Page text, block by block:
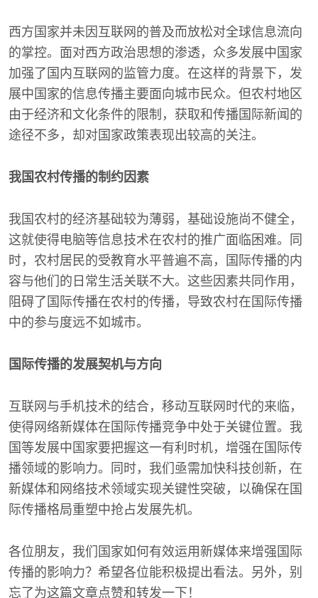
西方国家并未因互联网的普及而放松对全球信息流向
的掌控。面对西方政治思想的渗透，众多发展中国家
加强了国内互联网的监管力度。在这样的背景下，发
展中国家的信息传播主要面向城市民众。但农村地区
由于经济和文化条件的限制，获取和传播国际新闻的
途径不多，却对国家政策表现出较高的关注。
我国农村传播的制约因素
我国农村的经济基础较为薄弱，基础设施尚不健全，
这就使得电脑等信息技术在农村的推广面临困难。同
时，农村居民的受教育水平普遍不高，国际传播的内
容与他们的日常生活关联不大。这些因素共同作用，
阻碍了国际传播在农村的传播，导致农村在国际传播
中的参与度远不如城市。
国际传播的发展契机与方向
互联网与手机技术的结合，移动互联网时代的来临，
使得网络新媒体在国际传播竞争中处于关键位置。我
国等发展中国家要把握这一有利时机，增强在国际传
播领域的影响力。同时，我们亟需加快科技创新，在
新媒体和网络技术领域实现关键性突破，以确保在国
际传播格局重塑中抢占发展先机。
各位朋友，我们国家如何有效运用新媒体来增强国际
传播的影响力？希望各位能积极提出看法。另外，别
忘了为这篇文章点赞和转发一下！